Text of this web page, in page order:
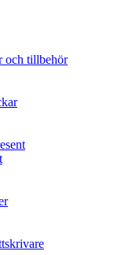
och tillbehör